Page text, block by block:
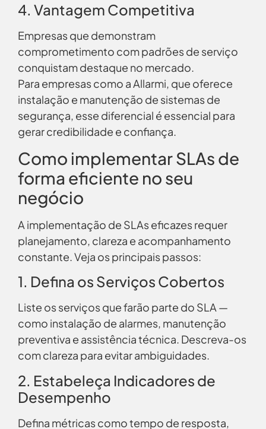
4. Vantagem Competitiva
Empresas que demonstram
comprometimento com padrões de serviço
conquistam destaque no mercado.
Para empresas como a Allarmi, que oferece
instalação e manutenção de sistemas de
segurança, esse diferencial é essencial para
gerar credibilidade e confiança.
Como implementar SLAs de
forma eficiente no seu
negócio
A implementação de SLAs eficazes requer
planejamento, clareza e acompanhamento
constante. Veja os principais passos:
1. Defina os Serviços Cobertos
Liste os serviços que farão parte do SLA —
como instalação de alarmes, manutenção
preventiva e assistência técnica. Descreva-os
com clareza para evitar ambiguidades.
2. Estabeleça Indicadores de
Desempenho
Defina métricas como tempo de resposta,